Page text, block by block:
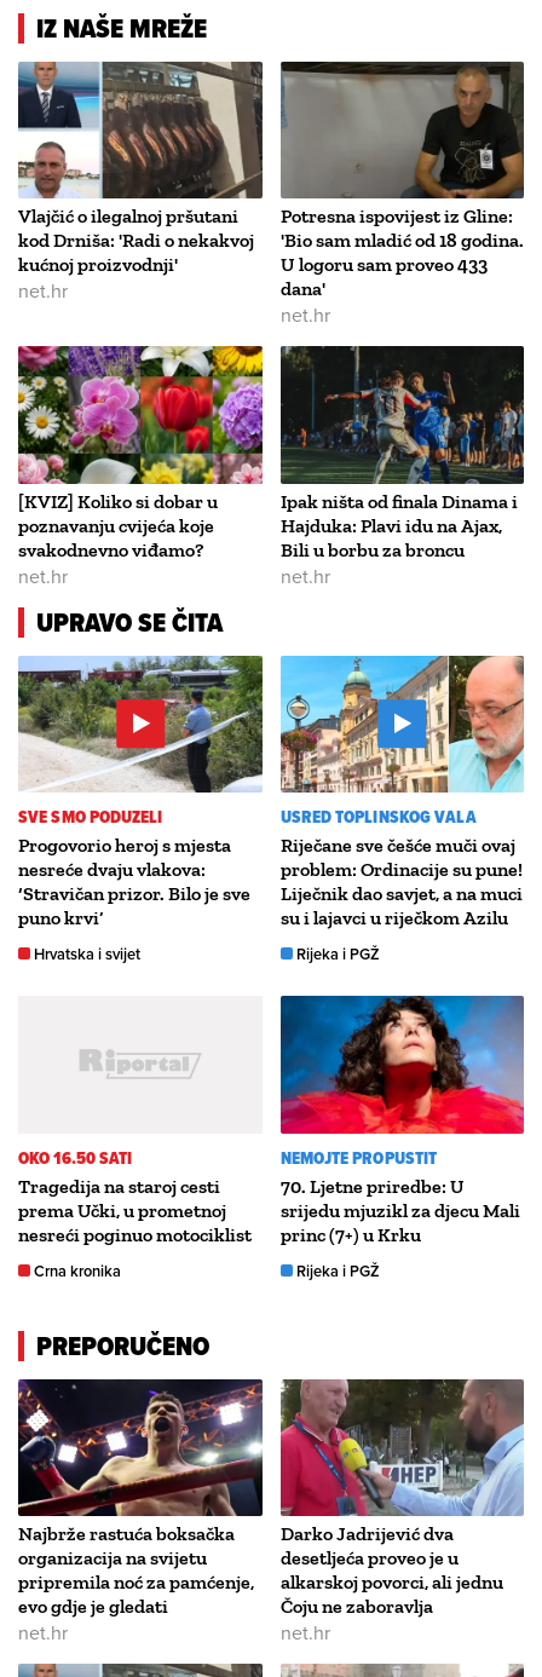
IZ NAŠE MREŽE
Vlajčić o ilegalnoj pršutani
kod Drniša: 'Radi o nekakvoj
kućnoj proizvodnji'
net.hr
Potresna ispovijest iz Gline:
'Bio sam mladić od 18 godina.
U logoru sam proveo 433
dana'
net.hr
[KVIZ] Koliko si dobar u
poznavanju cvijeća koje
svakodnevno viđamo?
net.hr
Ipak ništa od finala Dinama i
Hajduka: Plavi idu na Ajax,
Bili u borbu za broncu
net.hr
UPRAVO SE ČITA
SVE SMO PODUZELI
Progovorio heroj s mjesta
nesreće dvaju vlakova:
‘Stravičan prizor. Bilo je sve
puno krvi’
Hrvatska i svijet
USRED TOPLINSKOG VALA
Riječane sve češće muči ovaj
problem: Ordinacije su pune!
Liječnik dao savjet, a na muci
su i lajavci u riječkom Azilu
Rijeka i PGŽ
OKO 16.50 SATI
Tragedija na staroj cesti
prema Učki, u prometnoj
nesreći poginuo motociklist
Crna kronika
NEMOJTE PROPUSTIT
70. Ljetne priredbe: U
srijedu mjuzikl za djecu Mali
princ (7+) u Krku
Rijeka i PGŽ
PREPORUČENO
Najbrže rastuća boksačka
organizacija na svijetu
pripremila noć za pamćenje,
evo gdje je gledati
net.hr
Darko Jadrijević dva
desetljeća proveo je u
alkarskoj povorci, ali jednu
Čoju ne zaboravlja
net.hr